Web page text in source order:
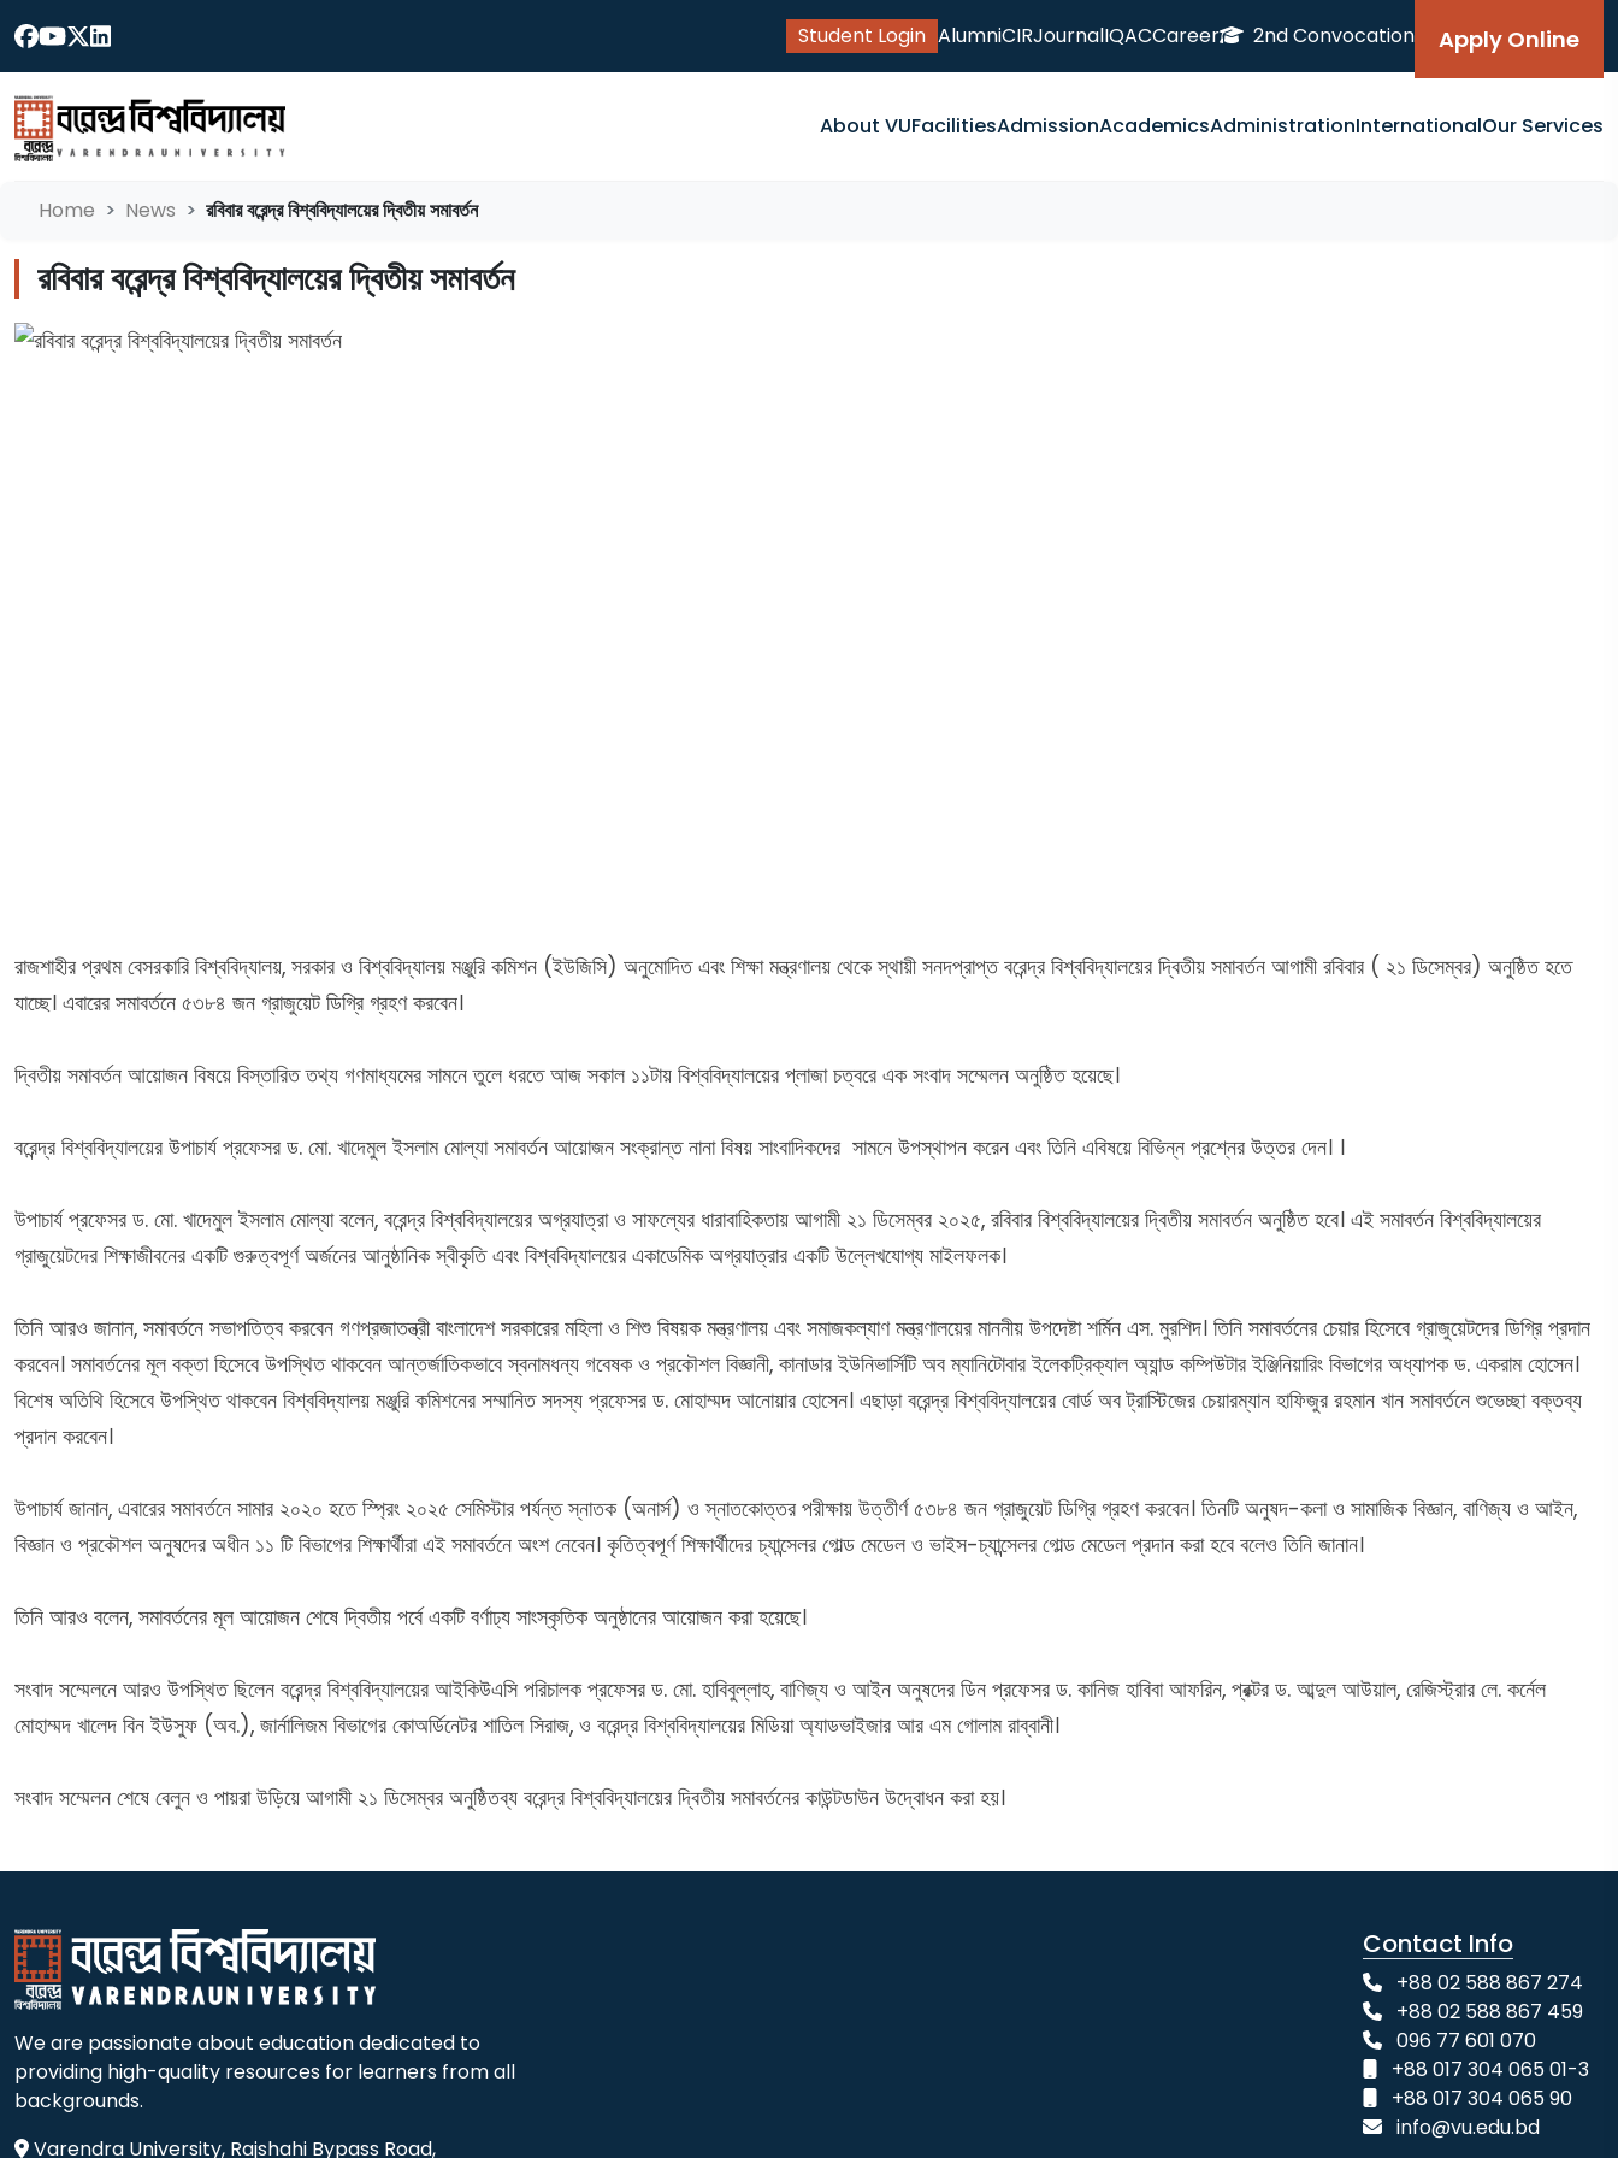
Student Login AlumniCIRJournalIQACCareer 2nd Convocation Apply Online
About VUFacilitiesAdmissionAcademicsAdministrationInternationalOur Services
Home News রবিবার বরেন্দ্র বিশ্ববিদ্যালয়ের দ্বিতীয় সমাবর্তন
রবিবার বরেন্দ্র বিশ্ববিদ্যালয়ের দ্বিতীয় সমাবর্তন
রাজশাহীর প্রথম বেসরকারি বিশ্ববিদ্যালয়, সরকার ও বিশ্ববিদ্যালয় মঞ্জুরি কমিশন (ইউজিসি) অনুমোদিত এবং শিক্ষা মন্ত্রণালয় থেকে স্থায়ী সনদপ্রাপ্ত বরেন্দ্র বিশ্ববিদ্যালয়ের দ্বিতীয় সমাবর্তন আগামী রবিবার ( ২১ ডিসেম্বর) অনুষ্ঠিত হতে
যাচ্ছে। এবারের সমাবর্তনে ৫৩৮৪ জন গ্রাজুয়েট ডিগ্রি গ্রহণ করবেন।
দ্বিতীয় সমাবর্তন আয়োজন বিষয়ে বিস্তারিত তথ্য গণমাধ্যমের সামনে তুলে ধরতে আজ সকাল ১১টায় বিশ্ববিদ্যালয়ের প্লাজা চত্বরে এক সংবাদ সম্মেলন অনুষ্ঠিত হয়েছে।
বরেন্দ্র বিশ্ববিদ্যালয়ের উপাচার্য প্রফেসর ড. মো. খাদেমুল ইসলাম মোল্যা সমাবর্তন আয়োজন সংক্রান্ত নানা বিষয় সাংবাদিকদের সামনে উপস্থাপন করেন এবং তিনি এবিষয়ে বিভিন্ন প্রশ্নের উত্তর দেন। ।
উপাচার্য প্রফেসর ড. মো. খাদেমুল ইসলাম মোল্যা বলেন, বরেন্দ্র বিশ্ববিদ্যালয়ের অগ্রযাত্রা ও সাফল্যের ধারাবাহিকতায় আগামী ২১ ডিসেম্বর ২০২৫, রবিবার বিশ্ববিদ্যালয়ের দ্বিতীয় সমাবর্তন অনুষ্ঠিত হবে। এই সমাবর্তন বিশ্ববিদ্যালয়ের
গ্রাজুয়েটদের শিক্ষাজীবনের একটি গুরুত্বপূর্ণ অর্জনের আনুষ্ঠানিক স্বীকৃতি এবং বিশ্ববিদ্যালয়ের একাডেমিক অগ্রযাত্রার একটি উল্লেখযোগ্য মাইলফলক।
তিনি আরও জানান, সমাবর্তনে সভাপতিত্ব করবেন গণপ্রজাতন্ত্রী বাংলাদেশ সরকারের মহিলা ও শিশু বিষয়ক মন্ত্রণালয় এবং সমাজকল্যাণ মন্ত্রণালয়ের মাননীয় উপদেষ্টা শর্মিন এস. মুরশিদ। তিনি সমাবর্তনের চেয়ার হিসেবে গ্রাজুয়েটদের ডিগ্রি প্রদান
করবেন। সমাবর্তনের মূল বক্তা হিসেবে উপস্থিত থাকবেন আন্তর্জাতিকভাবে স্বনামধন্য গবেষক ও প্রকৌশল বিজ্ঞানী, কানাডার ইউনিভার্সিটি অব ম্যানিটোবার ইলেকট্রিক্যাল অ্যান্ড কম্পিউটার ইঞ্জিনিয়ারিং বিভাগের অধ্যাপক ড. একরাম হোসেন।
বিশেষ অতিথি হিসেবে উপস্থিত থাকবেন বিশ্ববিদ্যালয় মঞ্জুরি কমিশনের সম্মানিত সদস্য প্রফেসর ড. মোহাম্মদ আনোয়ার হোসেন। এছাড়া বরেন্দ্র বিশ্ববিদ্যালয়ের বোর্ড অব ট্রাস্টিজের চেয়ারম্যান হাফিজুর রহমান খান সমাবর্তনে শুভেচ্ছা বক্তব্য
প্রদান করবেন।
উপাচার্য জানান, এবারের সমাবর্তনে সামার ২০২০ হতে স্প্রিং ২০২৫ সেমিস্টার পর্যন্ত স্নাতক (অনার্স) ও স্নাতকোত্তর পরীক্ষায় উত্তীর্ণ ৫৩৮৪ জন গ্রাজুয়েট ডিগ্রি গ্রহণ করবেন। তিনটি অনুষদ-কলা ও সামাজিক বিজ্ঞান, বাণিজ্য ও আইন,
বিজ্ঞান ও প্রকৌশল অনুষদের অধীন ১১ টি বিভাগের শিক্ষার্থীরা এই সমাবর্তনে অংশ নেবেন। কৃতিত্বপূর্ণ শিক্ষার্থীদের চ্যান্সেলর গোল্ড মেডেল ও ভাইস-চ্যান্সেলর গোল্ড মেডেল প্রদান করা হবে বলেও তিনি জানান।
তিনি আরও বলেন, সমাবর্তনের মূল আয়োজন শেষে দ্বিতীয় পর্বে একটি বর্ণাঢ্য সাংস্কৃতিক অনুষ্ঠানের আয়োজন করা হয়েছে।
সংবাদ সম্মেলনে আরও উপস্থিত ছিলেন বরেন্দ্র বিশ্ববিদ্যালয়ের আইকিউএসি পরিচালক প্রফেসর ড. মো. হাবিবুল্লাহ, বাণিজ্য ও আইন অনুষদের ডিন প্রফেসর ড. কানিজ হাবিবা আফরিন, প্রক্টর ড. আব্দুল আউয়াল, রেজিস্ট্রার লে. কর্নেল
মোহাম্মদ খালেদ বিন ইউসুফ (অব.), জার্নালিজম বিভাগের কোঅর্ডিনেটর শাতিল সিরাজ, ও বরেন্দ্র বিশ্ববিদ্যালয়ের মিডিয়া অ্যাডভাইজার আর এম গোলাম রাব্বানী।
সংবাদ সম্মেলন শেষে বেলুন ও পায়রা উড়িয়ে আগামী ২১ ডিসেম্বর অনুষ্ঠিতব্য বরেন্দ্র বিশ্ববিদ্যালয়ের দ্বিতীয় সমাবর্তনের কাউন্টডাউন উদ্বোধন করা হয়।
We are passionate about education dedicated to
providing high-quality resources for learners from all
backgrounds.
Varendra University, Rajshahi Bypass Road,
Contact Info
+88 02 588 867 274
+88 02 588 867 459
096 77 601 070
+88 017 304 065 01-3
+88 017 304 065 90
info@vu.edu.bd